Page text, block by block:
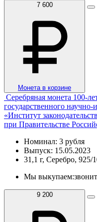
7 600
Монета в корзине
Серебряная монета 100-
государственного научно-
«Институт
при Правительстве
Номинал: 3 рубля
Выпуск: 15.05.2023
31,1 г, Серебро, 925/
Мы выкупаем:
9 200